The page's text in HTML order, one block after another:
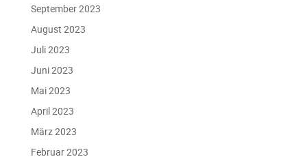
September 2023
August 2023
Juli 2023
Juni 2023
Mai 2023
April 2023
März 2023
Februar 2023